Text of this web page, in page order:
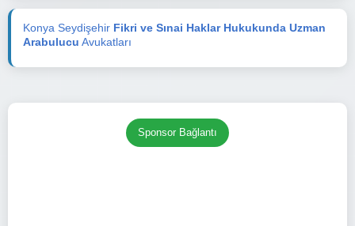
Konya Seydişehir Fikri ve Sınai Haklar Hukukunda Uzman
Arabulucu Avukatları
Sponsor Bağlantı